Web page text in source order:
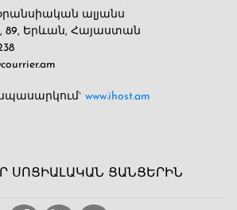
ալյանս
89, Երևան, Հայաստան
www.ihost.am
ՍՈՑԻԱԼԱԿԱՆ ՑԱՆՑԵՐԻՆ